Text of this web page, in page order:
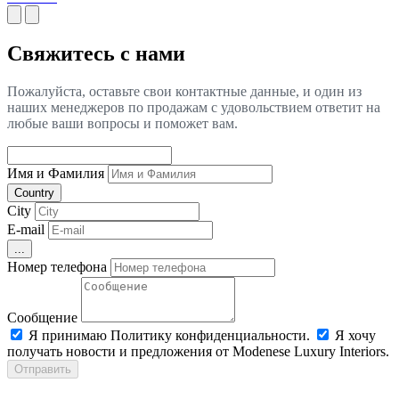
Свяжитесь с нами
Пожалуйста, оставьте свои контактные данные, и один из
наших менеджеров по продажам с удовольствием ответит на
любые ваши вопросы и поможет вам.
Имя и Фамилия
Country
City
E-mail
Номер телефона
Сообщение
Я принимаю Политику конфиденциальности.
Я хочу
получать новости и предложения от Modenese Luxury Interiors.
Отправить